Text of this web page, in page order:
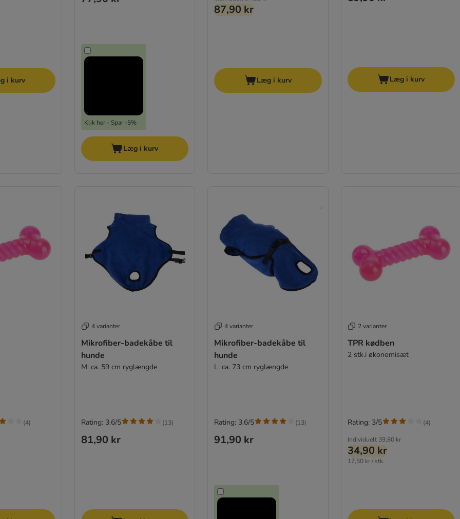
i kurv
Klik her - Spar -5%
Læg i kurv
87,90 kr
Læg i kurv Læg i kurv
(4)
4 varianter
Mikrofiber-badekåbe til
hunde
M: ca. 59 cm ryglængde
81,90 kr
Rating: 3.6/5 (13)
4 varianter
Mikrofiber-badekåbe til
hunde
L: ca. 73 cm ryglængde
91,90 kr
Rating: 3.6/5 (13)
2 varianter
TPR kødben
2 stk.i økonomisæt
Individuelt 39,80 kr
34,90 kr
17,50 kr / stk.
Rating: 3/5 (4)